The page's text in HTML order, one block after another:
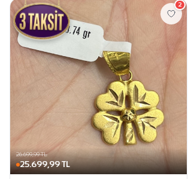
26.699,99 TL
25.699,99 TL
2